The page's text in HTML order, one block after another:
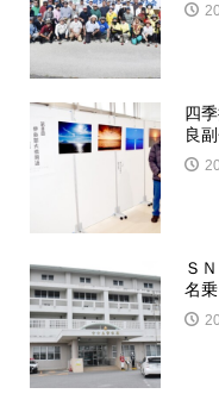
四
良
Ｓ
名乗